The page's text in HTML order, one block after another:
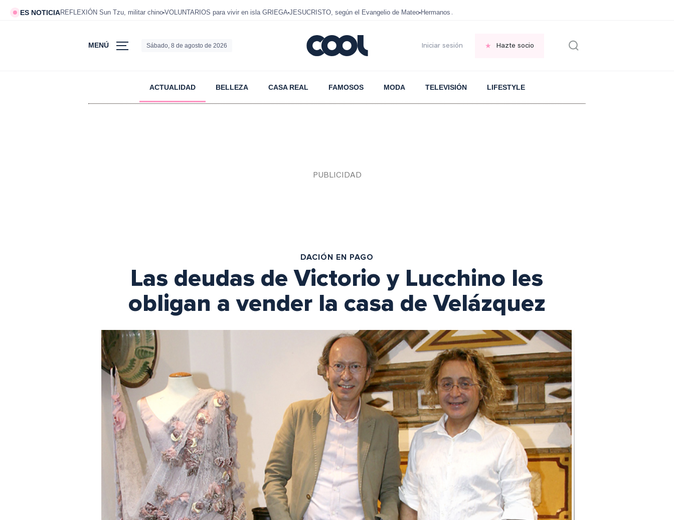
ES NOTICIAREFLEXIÓN Sun Tzu, militar chino VOLUNTARIOS para vivir en isla GRIEGA JESUCRISTO, según el Evangelio de Mateo Hermanos Aranguren sobre el ARROZ
MENÚ Sábado, 8 de agosto de 2026 Iniciar sesión Hazte socio
ACTUALIDAD BELLEZA CASA REAL FAMOSOS MODA TELEVISIÓN LIFESTYLE
DACIÓN EN PAGO
Las deudas de Victorio y Lucchino les
obligan a vender la casa de Velázquez